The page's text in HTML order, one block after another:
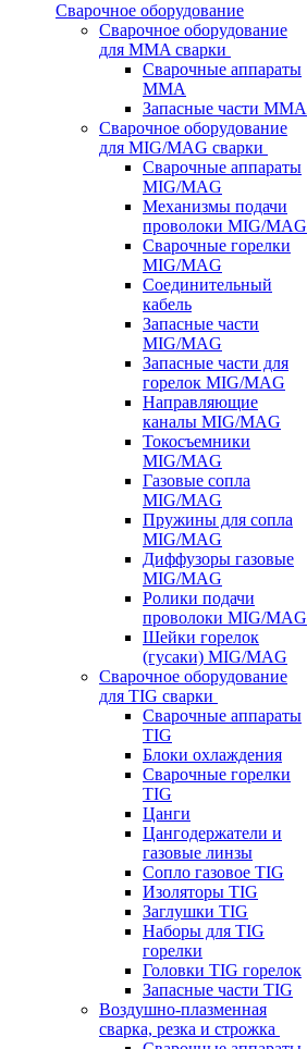
Сварочное оборудование
Сварочное оборудование
для MMA сварки
Сварочные аппараты
MMA
Запасные части MMA
Сварочное оборудование
для MIG/MAG сварки
Сварочные аппараты
MIG/MAG
Механизмы подачи
проволоки MIG/MAG
Сварочные горелки
MIG/MAG
Соединительный
кабель
Запасные части
MIG/MAG
Запасные части для
горелок MIG/MAG
Направляющие
каналы MIG/MAG
Токосъемники
MIG/MAG
Газовые сопла
MIG/MAG
Пружины для сопла
MIG/MAG
Диффузоры газовые
MIG/MAG
Ролики подачи
проволоки MIG/MAG
Шейки горелок
(гусаки) MIG/MAG
Сварочное оборудование
для TIG сварки
Сварочные аппараты
TIG
Блоки охлаждения
Сварочные горелки
TIG
Цанги
Цангодержатели и
газовые линзы
Сопло газовое TIG
Изоляторы TIG
Заглушки TIG
Наборы для TIG
горелки
Головки TIG горелок
Запасные части TIG
Воздушно-плазменная
сварка, резка и строжка